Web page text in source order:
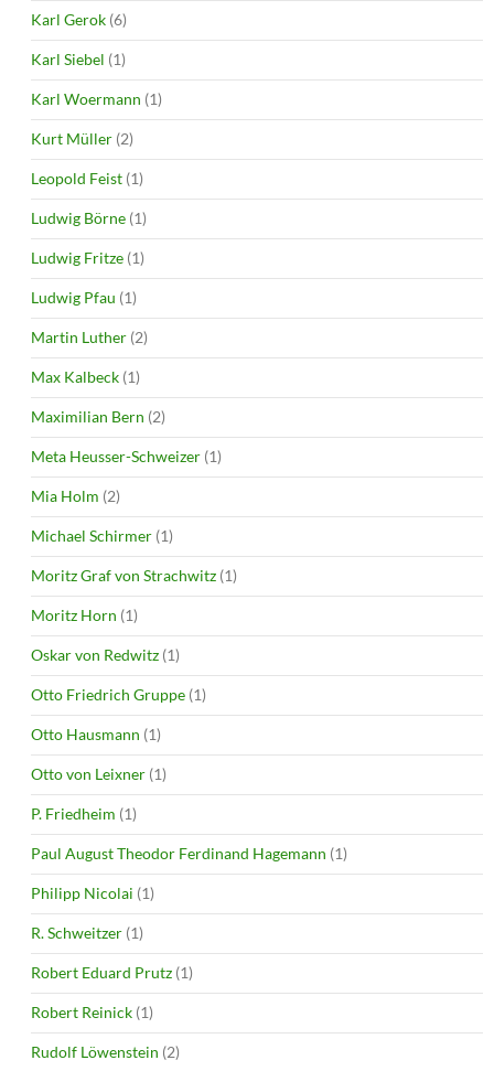
Karl Gerok (6)
Karl Siebel (1)
Karl Woermann (1)
Kurt Müller (2)
Leopold Feist (1)
Ludwig Börne (1)
Ludwig Fritze (1)
Ludwig Pfau (1)
Martin Luther (2)
Max Kalbeck (1)
Maximilian Bern (2)
Meta Heusser-Schweizer (1)
Mia Holm (2)
Michael Schirmer (1)
Moritz Graf von Strachwitz (1)
Moritz Horn (1)
Oskar von Redwitz (1)
Otto Friedrich Gruppe (1)
Otto Hausmann (1)
Otto von Leixner (1)
P. Friedheim (1)
Paul August Theodor Ferdinand Hagemann (1)
Philipp Nicolai (1)
R. Schweitzer (1)
Robert Eduard Prutz (1)
Robert Reinick (1)
Rudolf Löwenstein (2)